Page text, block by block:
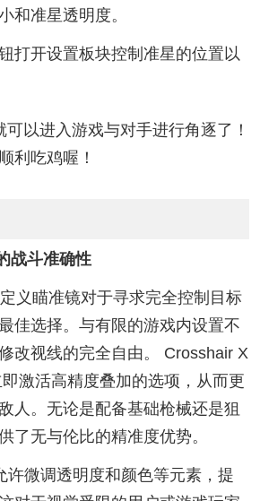
和准星透明度。
打开设置板块控制准星的位置以
以进入游戏与对手进行角逐了！
利吃鸡喔！
战斗准确性
义瞄准镜对于寻求完全控制目标
佳选择。与有限的游戏内设置不
改视线的完全自由。 Crosshair X
激活高精度叠加的选项，从而更
人。无论是配备基础枪械还是狙
了无与伦比的精准度优势。
许微调透明度和颜色等元素，提